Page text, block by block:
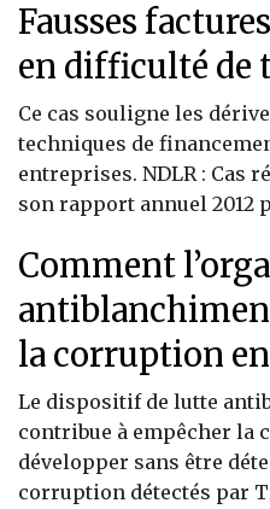
Fausses
en difficulté de
Ce cas souligne les
techniques de
entreprises. NDLR : Cas
son rapport annuel 2012
Comment
la corruption
Le dispositif de lutte
contribue à empêcher la
développer sans être
corruption détectés par